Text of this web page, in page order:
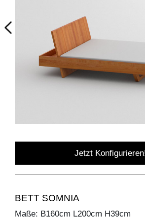
Jetzt
BETT SOMNIA
Maße: B160cm L200cm H39cm